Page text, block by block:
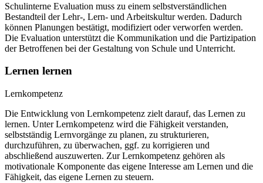
Schulinterne Evaluation muss zu einem selbstverständlichen
Bestandteil der Lehr-, Lern- und Arbeitskultur werden. Dadurch
können Planungen bestätigt, modifiziert oder verworfen werden.
Die Evaluation unterstützt die Kommunikation und die Partizipation
der Betroffenen bei der Gestaltung von Schule und Unterricht.
Lernen lernen
Lernkompetenz
Die Entwicklung von Lernkompetenz zielt darauf, das Lernen zu
lernen. Unter Lernkompetenz wird die Fähigkeit verstanden,
selbstständig Lernvorgänge zu planen, zu strukturieren,
durchzuführen, zu überwachen, ggf. zu korrigieren und
abschließend auszuwerten. Zur Lernkompetenz gehören als
motivationale Komponente das eigene Interesse am Lernen und die
Fähigkeit, das eigene Lernen zu steuern.